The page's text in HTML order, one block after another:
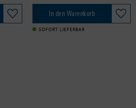
In den Warenkorb
SOFORT LIEFERBAR